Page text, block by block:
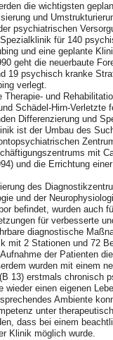
die wichtigsten
und
psychiatrischen
für 140
und eine geplante
geht die neuerbaute
19 psychisch kranke
verlegt.
Therapie- und
Schädel-Hirn-Verletzte
Differenzierung und
ist der Umbau des
mit
und die Errichtung
des
und der
befindet, wurden auch
für verbesserte
diagnostische
mit 2 Stationen und 72
der Patienten
wurden mit einem
13) erstmals chronisch
wieder einen eigenen
Ambiente
unter
dass bei einem
Klinik möglich wurde.